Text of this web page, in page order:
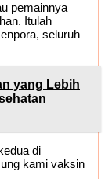
pemainnya
Itulah
seluruh
yang Lebih
di
kami vaksin